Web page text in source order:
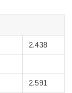
2.438
2.591